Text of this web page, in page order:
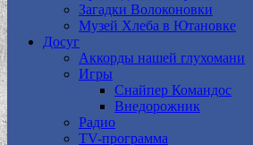
Загадки Волоконовки
Музей Хлеба в Ютановке
Досуг
Аккорды нашей глухомани
Игры
Снайпер Командос
Внедорожник
Радио
TV-программа